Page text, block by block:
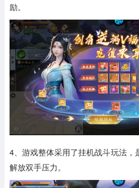
励。
4、游戏整体采用了挂机战斗玩法，
解放双手压力。